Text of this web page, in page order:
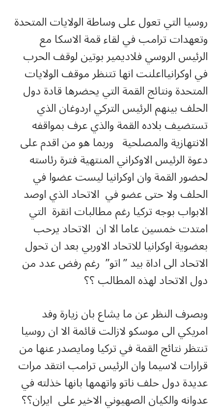
روسيا التي تعول على وساطة الولايات المتحدة
وتعهدات ترامب في لقاء قمة الاسكا مع
الرئيس الروسي فلاديمير بوتين لوقف الحرب
في اوكرانيااعلنت انها تتنظر موقف الولايات
المتحدة ونتائج القمة التي يحضرها قادة دول
الحلف بينهم الرئيس التركي اردوغان الذي
تستضيف بلاده القمة والذي عرف بمواقفه
الانتهازية والمصلحية وربما هو من اقدم على
دعوة الرئيس الاوكراني المنتهية فترة رئاسته
لحضور القمة وان اوكرانيا ليست عضوا في
الحلف ولا حتى عضو في الاتحاد الذي اوصد
الابواب بوجه تركيا رغم مطالبات انقرة التي
امتدت خمسين عاما الا ان الاتحاد يرحب
بعضوية اوكرانيا للاتحاد الاوربي بعد ان تحول
الاتحاد الى اداة بيد ” اتو” رغم رفض عدد من
دول الاتحاد لهذه المطالب ؟؟
وبصرف النظر عن ما يشاع بان زيارة وفد
امريكي الى موسكو لازالت قائمة الا ان روسيا
تنتظر نتائج القمة في تركيا ومايصدر عنها من
قرارات لاسيما وان الرئيس ترامب انتقد مرات
عديدة دول حلف ناتو واتهمها بانها خذلته في
عدوانه والكيان الصهيوني الاخير على ايران؟؟